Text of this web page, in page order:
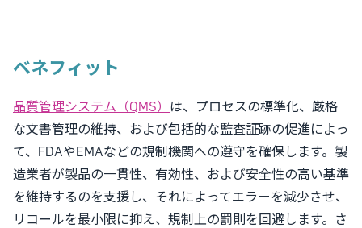
ベネフィット
品質管理システム（QMS） は、プロセスの標準化、厳格
な文書管理の維持、および包括的な監査証跡の促進によっ
て、FDAやEMAなどの規制機関への遵守を確保します。製
造業者が製品の一貫性、有効性、および安全性の高い基準
を維持するのを支援し、それによってエラーを減少させ、
リコールを最小限に抑え、規制上の罰則を回避します。さ